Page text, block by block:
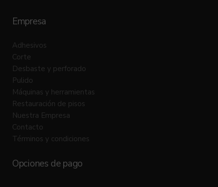
Empresa
Adhesivos
Corte
Desbaste y perforado
Pulido
Máquinas y herramientas
Restauración de pisos
Nuestra Empresa
Contacto
Términos y condiciones
Opciones de pago